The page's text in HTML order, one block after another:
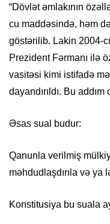
“Dövlət əmlakının
cu maddəsində, həm
göstərilib. Lakin 2004-
Prezident Fərmanı ilə
vasitəsi kimi istifadə
dayandırıldı. Bu
Əsas sual budur:
Qanunla verilmiş
məhdudlaşdırıla və ya
Konstitusiya bu suala